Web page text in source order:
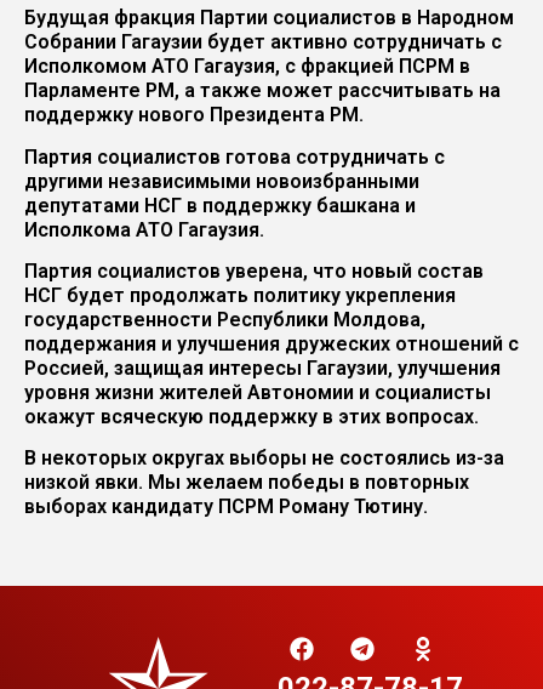
Будущая фракция Партии социалистов в Народном
Собрании Гагаузии будет активно сотрудничать с
Исполкомом АТО Гагаузия, с фракцией ПСРМ в
Парламенте РМ, а также может рассчитывать на
поддержку нового Президента РМ.
Партия социалистов готова сотрудничать с
другими независимыми новоизбранными
депутатами НСГ в поддержку башкана и
Иcполкома АТО Гагаузия.
Партия социалистов уверена, что новый состав
НСГ будет продолжать политику укрепления
государственности Республики Молдова,
поддержания и улучшения дружеских отношений с
Россией, защищая интересы Гагаузии, улучшения
уровня жизни жителей Автономии и социалисты
окажут всяческую поддержку в этих вопросах.
В некоторых округах выборы не состоялись из-за
низкой явки. Мы желаем победы в повторных
выборах кандидату ПСРМ Роману Тютину.